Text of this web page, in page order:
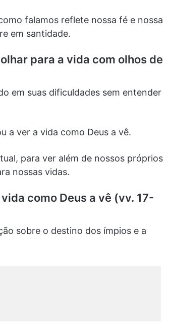
falamos reflete nossa fé e nossa
em santidade.
para a vida com olhos de
em suas dificuldades sem entender
a ver a vida como Deus a vê.
para ver além de nossos próprios
nossas vidas.
como Deus a vê (vv. 17-
sobre o destino dos ímpios e a